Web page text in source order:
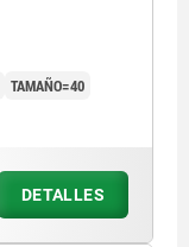
TAMAÑO=40
DETALLES